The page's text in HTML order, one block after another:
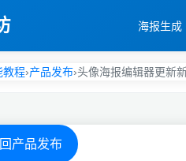
海报生成
教程›产品发布›头像海报编辑器更新
产品发布